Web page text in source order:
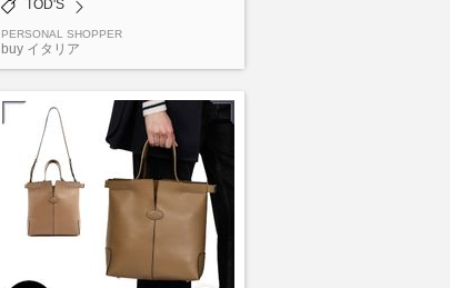
TOD'S
PERSONAL SHOPPER
buy イタリア